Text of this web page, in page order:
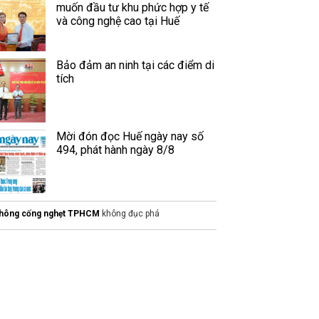
muốn đầu tư khu phức hợp y tế
và công nghệ cao tại Huế
Bảo đảm an ninh tại các điểm di
tích
Mời đón đọc Huế ngày nay số
494, phát hành ngày 8/8
cống nghẹt TPHCM không đục phá